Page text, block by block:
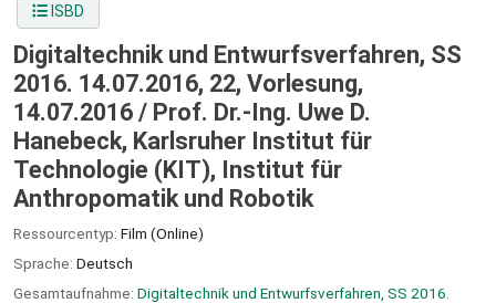
ISBD
Digitaltechnik und Entwurfsverfahren, SS
2016. 14.07.2016, 22, Vorlesung,
14.07.2016 / Prof. Dr.-Ing. Uwe D.
Hanebeck, Karlsruher Institut für
Technologie (KIT), Institut für
Anthropomatik und Robotik
Ressourcentyp: Film (Online)
Sprache: Deutsch
Gesamtaufnahme: Digitaltechnik und Entwurfsverfahren, SS 2016.